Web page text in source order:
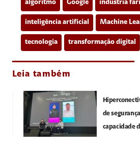
algoritmo Google indústria
inteligência artificial Machine
tecnologia transformação digital
Leia também
de
capacidade